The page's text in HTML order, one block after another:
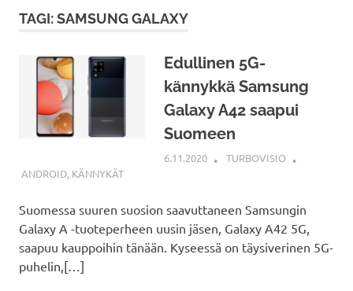
TAGI: SAMSUNG GALAXY
Edullinen 5G-
kännykkä Samsung
Galaxy A42 saapui
Suomeen
6.11.2020
TURBOVISIO
ANDROID, KÄNNYKÄT
Suomessa suuren suosion saavuttaneen Samsungin
Galaxy A -tuoteperheen uusin jäsen, Galaxy A42 5G,
saapuu kauppoihin tänään. Kyseessä on täysiverinen 5G-
puhelin,[…]